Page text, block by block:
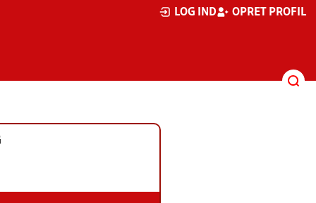
LOG IND OPRET PROFIL